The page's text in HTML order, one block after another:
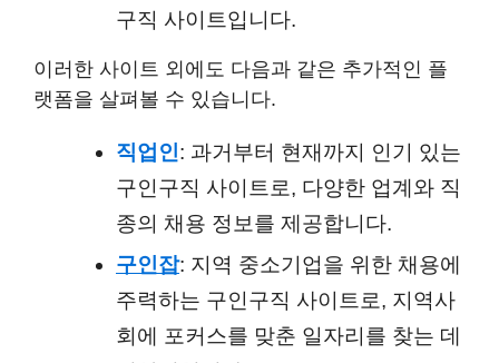
구직 사이트입니다.
이러한 사이트 외에도 다음과 같은 추가적인 플
랫폼을 살펴볼 수 있습니다.
직업인: 과거부터 현재까지 인기 있는
구인구직 사이트로, 다양한 업계와 직
종의 채용 정보를 제공합니다.
구인잡: 지역 중소기업을 위한 채용에
주력하는 구인구직 사이트로, 지역사
회에 포커스를 맞춘 일자리를 찾는 데